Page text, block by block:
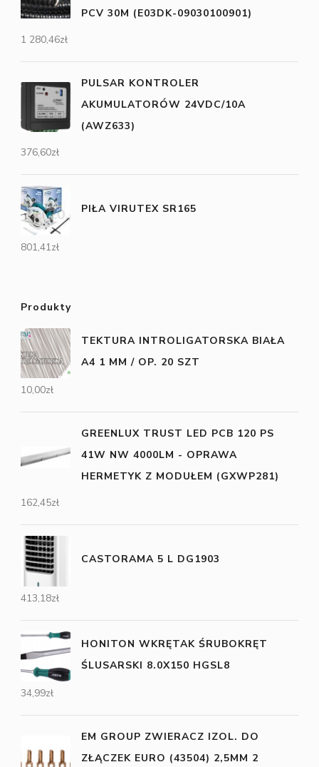
PCV 30M (E03DK-09030100901)
1 280,46zł
PULSAR KONTROLER
AKUMULATORÓW 24VDC/10A
(AWZ633)
376,60zł
PIŁA VIRUTEX SR165
801,41zł
Produkty
TEKTURA INTROLIGATORSKA BIAŁA
A4 1 MM / OP. 20 SZT
10,00zł
GREENLUX TRUST LED PCB 120 PS
41W NW 4000LM - OPRAWA
HERMETYK Z MODUŁEM (GXWP281)
162,45zł
CASTORAMA 5 L DG1903
413,18zł
HONITON WKRĘTAK ŚRUBOKRĘT
ŚLUSARSKI 8.0X150 HGSL8
34,99zł
EM GROUP ZWIERACZ IZOL. DO
ZŁĄCZEK EURO (43504) 2,5MM 2